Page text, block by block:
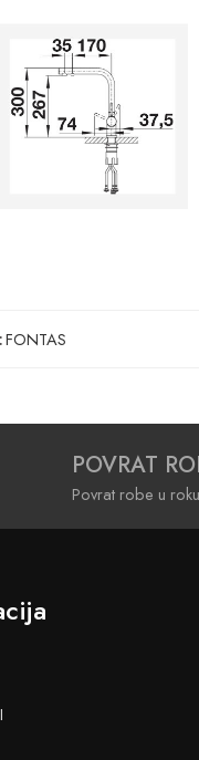
FONTAS
POVRAT
Povrat robe u